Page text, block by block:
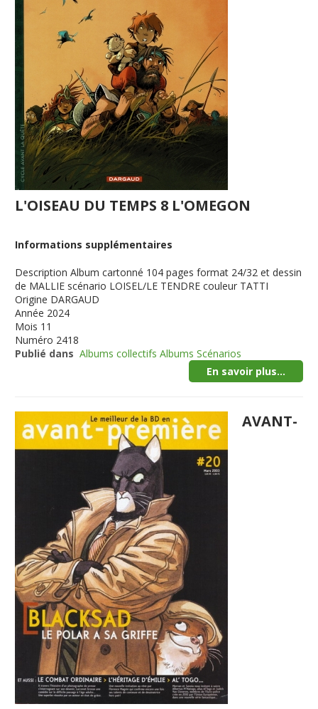
L'OISEAU DU TEMPS 8 L'OMEGON
Informations supplémentaires
Description Album cartonné 104 pages format 24/32 et dessin
de MALLIE scénario LOISEL/LE TENDRE couleur TATTI
Origine DARGAUD
Année 2024
Mois 11
Numéro 2418
Publié dans Albums collectifs Albums Scénarios
En savoir plus...
AVANT-